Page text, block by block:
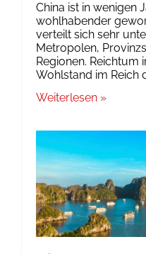
China ist in wenigen
wohlhabender
verteilt sich sehr
Metropolen,
Regionen. Reichtum
Wohlstand im Reich
Weiterlesen »